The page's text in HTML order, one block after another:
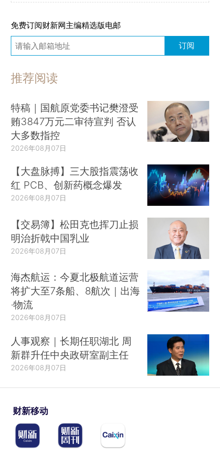
免费订阅财新网主编精选版电邮
订阅
推荐阅读
特稿｜国航原党委书记樊澄受
贿3847万元二审待宣判 否认
大多数指控
2026年08月07日
【大盘脉搏】三大股指震荡收
红 PCB、创新药概念爆发
2026年08月07日
【交易簿】松田克也挥刀止损
明治折戟中国乳业
2026年08月07日
海杰航运：今夏北极航道运营
将扩大至7条船、8航次｜出海
·物流
2026年08月07日
人事观察｜长期任职湖北 周
新群升任中央政研室副主任
2026年08月07日
财新移动